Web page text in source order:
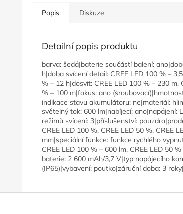
Popis Diskuze
Detailní popis produktu
barva: šedá|baterie součástí balení:
h|doba svícení detail: CREE LED 100 % –
% – 12 h|dosvit: CREE LED 100 % – 230 m,
% – 100 m|fokus: ano
indikace stavu akumulátoru: ne|materiál:
světelný tok: 600 lm|nabíjecí:
režimů svícení: 3|příslušenství:
CREE LED 100 %, CREE LED 50 %, CREE
mm|speciální funkce: funkce rychlého
CREE LED 100 % – 600 lm, CREE LED 50
baterie: 2 600 mAh/3,7 V|typ napájecího
(IP65)|vybavení: poutko|záruční doba: 3